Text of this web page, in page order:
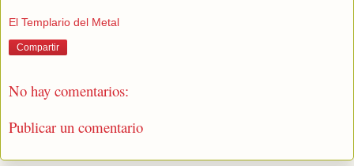
El Templario del Metal
Compartir
No hay comentarios:
Publicar un comentario